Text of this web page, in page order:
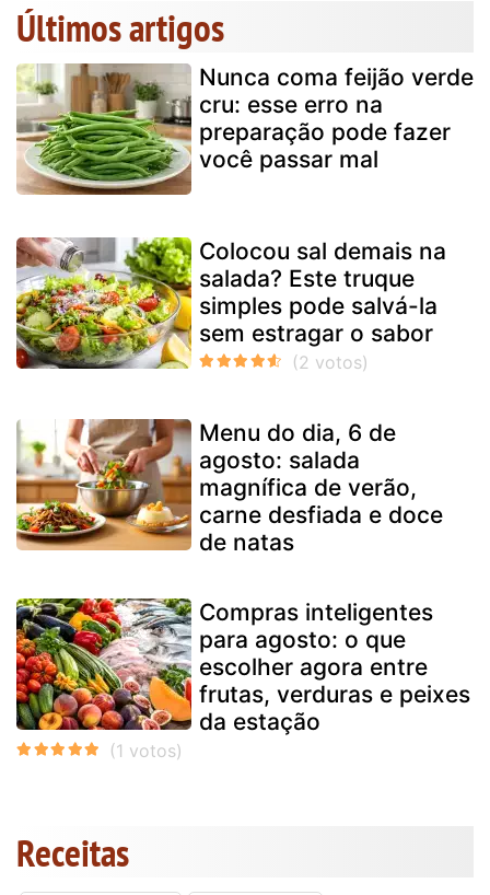
Últimos artigos
Nunca coma feijão verde
cru: esse erro na
preparação pode fazer
você passar mal
Colocou sal demais na
salada? Este truque
simples pode salvá-la
sem estragar o sabor
Menu do dia, 6 de
agosto: salada
magnífica de verão,
carne desfiada e doce
de natas
Compras inteligentes
para agosto: o que
escolher agora entre
frutas, verduras e peixes
da estação
Receitas